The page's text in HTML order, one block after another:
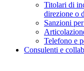
Titolari di
direzione o
Sanzioni
Telefono e
Consulenti e